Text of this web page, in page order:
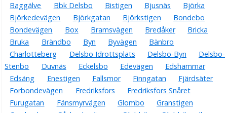
Baggälve
Bbk Delsbo Bistigen Bjusnäs
Björka
Björkedevägen
Björkgatan Björkstigen
Bondebo
Bondevägen
Box Bramsvägen Bredåker
Bricka
Bruka
Brändbo Byn Byvägen
Bänbro
Charlotteberg
Delsbo Idrottsplats Delsbo-Byn
Delsbo-
Stenbo
Duvnäs Eckelsbo Edevägen
Edshammar
Edsäng
Enestigen Fallsmor Finngatan
Fjärdsäter
Forbondevägen
Fredriksfors
Fredriksfors Snåret
Furugatan
Fänsmyrvägen Glombo
Granstigen